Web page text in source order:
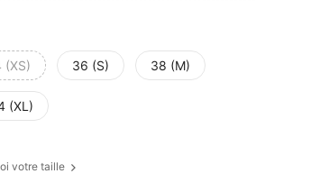
(XS) 36 (S) 38 (M)
(XL)
votre taille